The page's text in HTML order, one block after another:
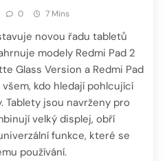
0 7 Mins
novou řadu tabletů
modely Redmi Pad 2
Glass Version a Redmi Pad
kdo hledají pohlcující
Tablety jsou navrženy pro
velký displej, obří
funkce, které se
používání.